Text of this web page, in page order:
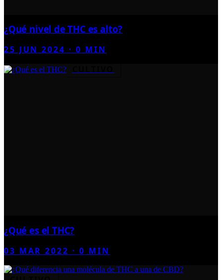
¿Qué nivel de THC es alto?
25 JUN 2024 ·0 MIN
¿Qué es el THC?
03 MAR 2022 ·0 MIN